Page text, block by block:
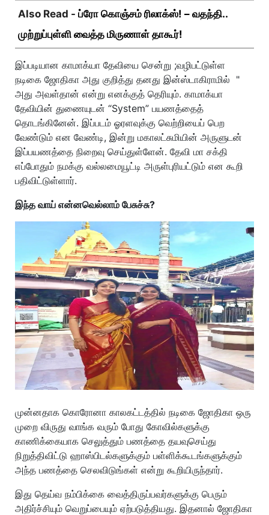
Also Read - ப்ரோ கொஞ்சம் ரிலாக்ஸ்! – வதந்தி..
முற்றுப்புள்ளி வைத்த மிருணாள் தாகூர்!
இப்படியான காமாக்யா தேவியை சென்று ;வழிபட்டுள்ள
நடிகை ஜோதிகா அது குறித்து தனது இன்ஸ்டாகிராமில் "
அது அவள்தான் என்று எனக்குத் தெரியும். காமாக்யா
தேவியின் துணையுடன் “System” பயணத்தைத்
தொடங்கினேன். இப்படம் ஓரளவுக்கு வெற்றியைப் பெற
வேண்டும் என வேண்டி, இன்று மகாலட்சுமியின் அருளுடன்
இப்பயணத்தை நிறைவு செய்துள்ளேன். தேவி மா சக்தி
எப்போதும் நமக்கு வல்லமையூட்டி அருள்புரியட்டும் என கூறி
பதிவிட்டுள்ளார்.
இந்த வாய் என்னவெல்லாம் பேசுச்சு?
முன்னதாக கொரோனா காலகட்டத்தில் நடிகை ஜோதிகா ஒரு
முறை விருது வாங்க வரும் போது கோவில்களுக்கு
காணிக்கையாக செலுத்தும் பணத்தை தயவுசெய்து
நிறுத்திவிட்டு ஹாஸ்பிடல்களுக்கும் பள்ளிக்கூடங்களுக்கும்
அந்த பணத்தை செலவிடுங்கள் என்று கூறியிருந்தார்.
இது தெய்வ நம்பிக்கை வைத்திருப்பவர்களுக்கு பெரும்
அதிர்ச்சியும் வெறுப்பையும் ஏற்படுத்தியது. இதனால் ஜோதிகா